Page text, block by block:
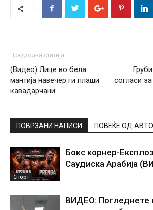
Предходна статија
(Видео) Лице во бела
мантија навечер ги плаши
кавадарчани
согласи
ПОВРЗАНИ НАПИСИ ПОВЕЌЕ ОД
Спорт
Бокс корнер-
Саудиска Арабија
ВИДЕО: Погледнете